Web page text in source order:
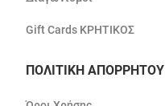
Gift Cards ΚΡΗΤΙΚΟΣ
ΠΟΛΙΤΙΚΗ ΑΠΟΡΡΗΤΟΥ